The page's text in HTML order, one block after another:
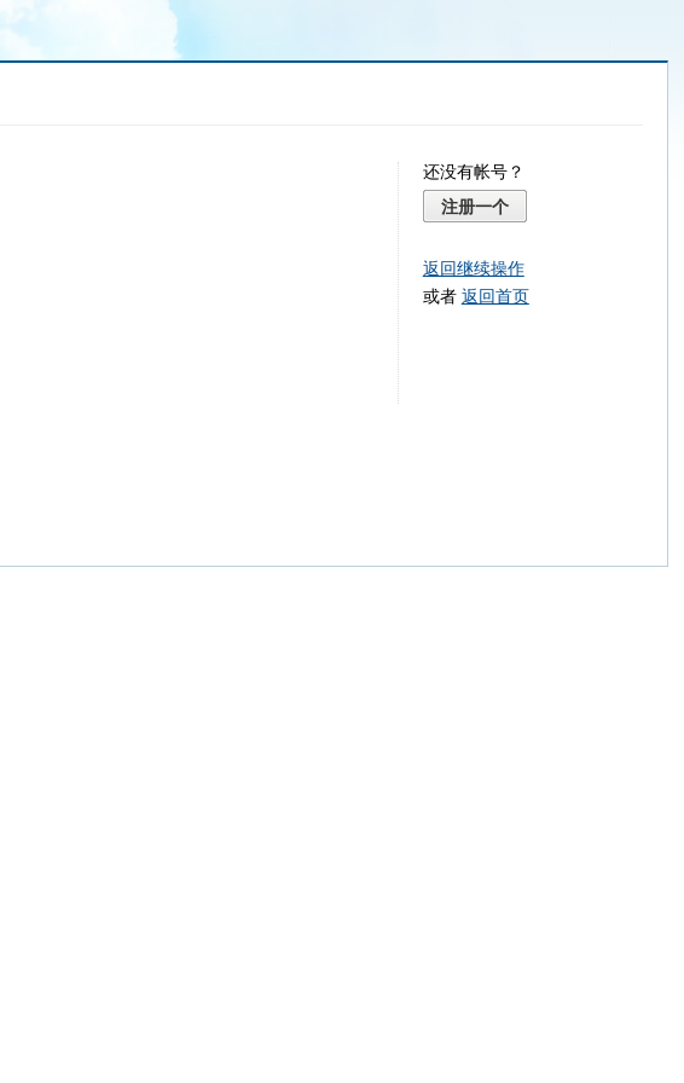
还没有帐号？
注册一个
返回继续操作
或者 返回首页